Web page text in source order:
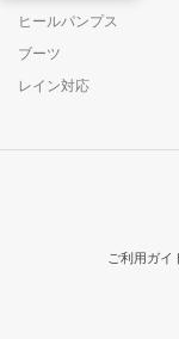
ヒールパンプス
ブーツ
レイン対応
ご利用ガイ